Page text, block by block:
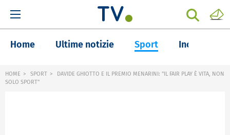
Home Ultime notizie Sport Inchieste
HOME SPORT
DAVIDE GHIOTTO E IL PREMIO MENARINI: "IL FAIR PLAY È VITA, NON
SOLO SPORT"